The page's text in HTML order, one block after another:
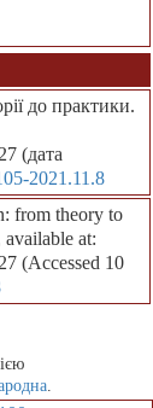
до практики.
(дата
2021.11.8
from theory to
at:
(Accessed 10
.